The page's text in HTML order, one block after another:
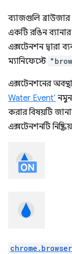
ব্যাজগুলি
একটি রঙিন
এক্সটেনশন দ্বারা
ম্যানিফেস্টে
এক্সটেনশনের
Water Event’
করার বিষয়টি
এক্সটেনশনটি